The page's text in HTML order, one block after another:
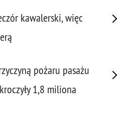
kawalerski, więc
pożaru pasażu
1,8 miliona